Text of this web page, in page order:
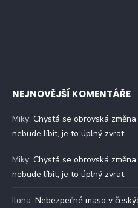
NEJNOVĚJŠÍ KOMENTÁŘE
Miky: Chystá se obrovská
nebude líbit, je to úplný zvrat
Miky: Chystá se obrovská
nebude líbit, je to úplný zvrat
Ilona: Nebezpečné maso v